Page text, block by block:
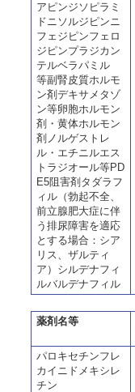
アピンジソピラミ
ドニソルジピンニ
フェジピンフェロ
ジピンプラジカン
テルベラパミル
等副腎皮質ホルモ
ン剤デキサメタゾ
ン等卵胞ホルモン
剤・黄体ホルモン
剤ノルゲストレ
ル・エチニルエス
トラジオール等PD
E5阻害剤タダラフ
ィル（勃起不全、
前立腺肥大症に伴
う排尿障害を適応
とする場合：シア
リス、ザルティ
ア）シルデナフィ
ルバルデナフィル
薬剤名等
パロキセチンフレ
カイニドメキシレ
チン